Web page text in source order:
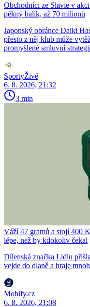
Obchodníci ze Slavie v
pěkný balík, až 70 milionů
Japonský obránce Daiki
přesto z něj klub může
promyšlené smluvní
SportyŽivě
6. 8. 2026, 21:32
3 min
Váží 47 gramů a stojí 400
lépe, než by kdokoliv čekal
Dílenská značka Lidlu
vejde do dlaně a hraje
Mobify.cz
6. 8. 2026, 21:08